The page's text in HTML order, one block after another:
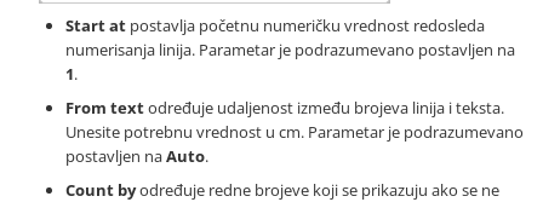
Start at postavlja početnu numeričku vrednost redosleda
numerisanja linija. Parametar je podrazumevano postavljen na
1.
From textodređuje udaljenost između brojeva linija i teksta.
Unesite potrebnu vrednost u cm. Parametar je podrazumevano
postavljen naAuto.
Count byodređuje redne brojeve koji se prikazuju ako se ne